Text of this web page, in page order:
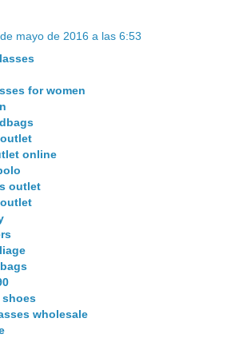
mayo de 2016 a las 6:53
for women
online
outlet
shoes
wholesale